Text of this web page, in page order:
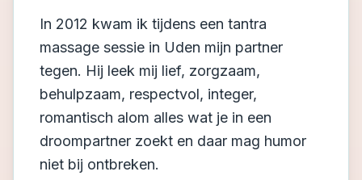
In 2012 kwam ik tijdens een tantra
massage sessie in Uden mijn partner
tegen. Hij leek mij lief, zorgzaam,
behulpzaam, respectvol, integer,
romantisch alom alles wat je in een
droompartner zoekt en daar mag humor
niet bij ontbreken.